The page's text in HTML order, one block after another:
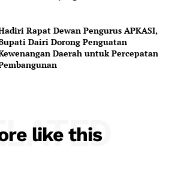
Rapat Dewan Pengurus APKASI,
Dairi Dorong Penguatan
Daerah untuk Percepatan
like this